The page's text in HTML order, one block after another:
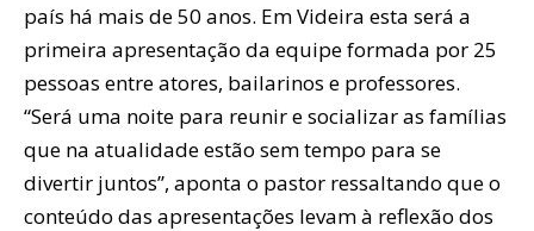
país há mais de 50 anos. Em Videira esta será a
primeira apresentação da equipe formada por 25
pessoas entre atores, bailarinos e professores.
“Será uma noite para reunir e socializar as famílias
que na atualidade estão sem tempo para se
divertir juntos”, aponta o pastor ressaltando que o
conteúdo das apresentações levam à reflexão dos